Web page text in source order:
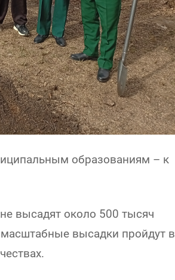
образованиям – к
высадят около 500 тысяч
высадки пройдут в